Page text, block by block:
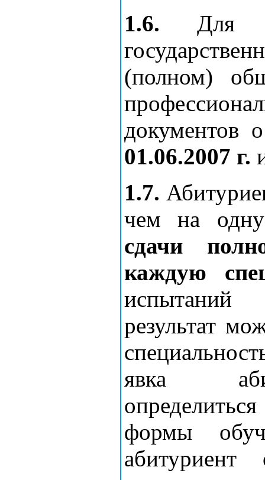
1.6. Для
(полном)
01.06.2007 г.
1.7.
чем на одну
сдачи
каждую
испытаний
результат
явка
формы